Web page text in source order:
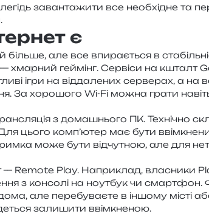
заван­та­жи­ти все необ­хі­дне та
є
але все впи­ра­є­ться в
хмар­ний гей­мінг. Сервіси на кшталт
ігри на від­да­ле­них сер­ве­рах, а на
За хоро­шо­го Wi-Fi можна грати
з дома­шньо­го ПК. Технічно
Для цього комп’ютер має бути
може бути від­чу­тною, але для
— Remote Play. Наприклад, вла­сни­ки
з кон­со­лі на ноут­бук чи смар­тфон.
але пере­бу­ва­є­те в іншо­му місті
зали­ши­ти ввімкненою.